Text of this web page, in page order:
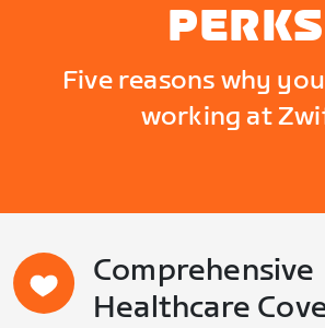
PERKS
Five reasons why
working at
Comprehensive
Healthcare